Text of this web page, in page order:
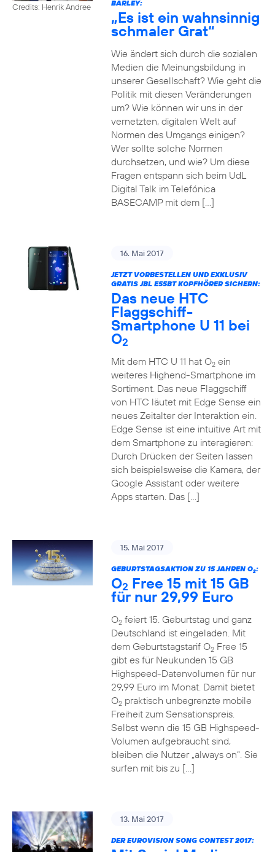
Credits: Henrik Andree
BARLEY:
„Es ist ein wahnsinnig
schmaler Grat“
Wie ändert sich durch die sozialen
Medien die Meinungsbildung in
unserer Gesellschaft? Wie geht die
Politik mit diesen Veränderungen
um? Wie können wir uns in der
vernetzten, digitalen Welt auf
Normen des Umgangs einigen?
Wer sollte solche Normen
durchsetzen, und wie? Um diese
Fragen entspann sich beim UdL
Digital Talk im Telefónica
BASECAMP mit dem […]
16. Mai 2017
JETZT VORBESTELLEN UND EXKLUSIV
GRATIS JBL E55BT KOPFHÖRER SICHERN:
Das neue HTC
Flaggschiff-
Smartphone U 11 bei
O2
Mit dem HTC U 11 hat O2ein
weiteres Highend-Smartphone im
Sortiment. Das neue Flaggschiff
von HTC läutet mit Edge Sense ein
neues Zeitalter der Interaktion ein.
Edge Sense ist eine intuitive Art mit
dem Smartphone zu interagieren:
Durch Drücken der Seiten lassen
sich beispielsweise die Kamera, der
Google Assistant oder weitere
Apps starten. Das […]
15. Mai 2017
GEBURTSTAGSAKTION ZU 15 JAHREN O2:
O2 Free 15 mit 15 GB
für nur 29,99 Euro
O2feiert 15. Geburtstag und ganz
Deutschland ist eingeladen. Mit
dem Geburtstagstarif O2Free 15
gibt es für Neukunden 15 GB
Highspeed-Datenvolumen für nur
29,99 Euro im Monat. Damit bietet
O2praktisch unbegrenzte mobile
Freiheit zum Sensationspreis.
Selbst wenn die 15 GB Highspeed-
Volumen aufgebraucht sind,
bleiben die Nutzer „always on“. Sie
surfen mit bis zu […]
13. Mai 2017
DER EUROVISION SONG CONTEST 2017: